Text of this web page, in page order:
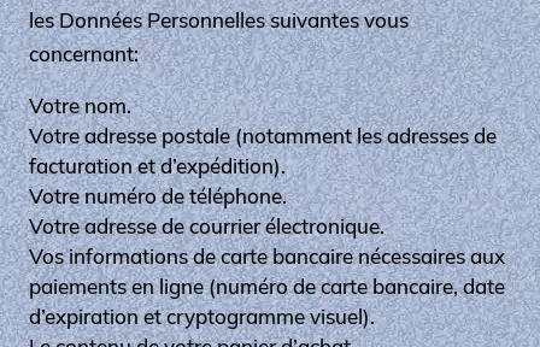
les Données Personnelles suivantes vous
concernant:
Votre nom.
Votre adresse postale (notamment les adresses de
facturation et d’expédition).
Votre numéro de téléphone.
Votre adresse de courrier électronique.
Vos informations de carte bancaire nécessaires aux
paiements en ligne (numéro de carte bancaire, date
d’expiration et cryptogramme visuel).